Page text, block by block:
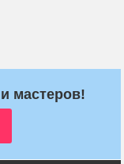
мастеров!